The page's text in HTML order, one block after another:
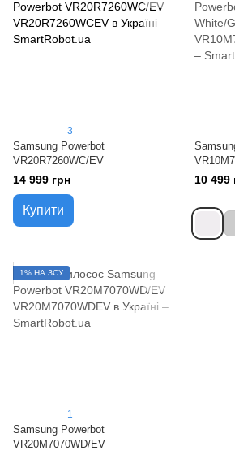
3
Samsung Powerbot
VR20R7260WC/EV
14 999 грн
Купити
10 499
1% НА ЗСУ
1
Samsung Powerbot
VR20M7070WD/EV